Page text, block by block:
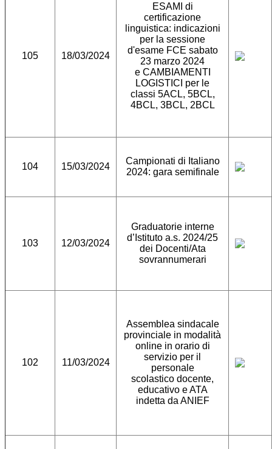
105 18/03/2024
ESAMI di
certificazione
linguistica: indicazioni
per la sessione
d'esame FCE sabato
23 marzo 2024
e CAMBIAMENTI
LOGISTICI per le
classi 5ACL, 5BCL,
4BCL, 3BCL, 2BCL
104 15/03/2024
Campionati di Italiano
2024: gara semifinale
103 12/03/2024
Graduatorie interne
d’Istituto a.s. 2024/25
dei Docenti/Ata
sovrannumerari
102 11/03/2024
Assemblea sindacale
provinciale in modalità
online in orario di
servizio per il
personale
scolastico docente,
educativo e ATA
indetta da ANIEF